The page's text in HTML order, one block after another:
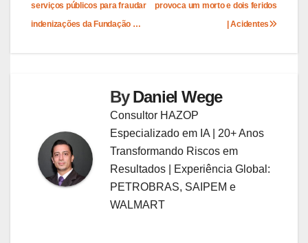
de
provoca um morto e dois feridos
| Acidentes
serviços públicos para fraudar
indenizações da Fundação …
ByDaniel Wege
Consultor HAZOP
Especializado em IA | 20+ Anos
Transformando Riscos em
Resultados | Experiência Global:
PETROBRAS, SAIPEM e
WALMART